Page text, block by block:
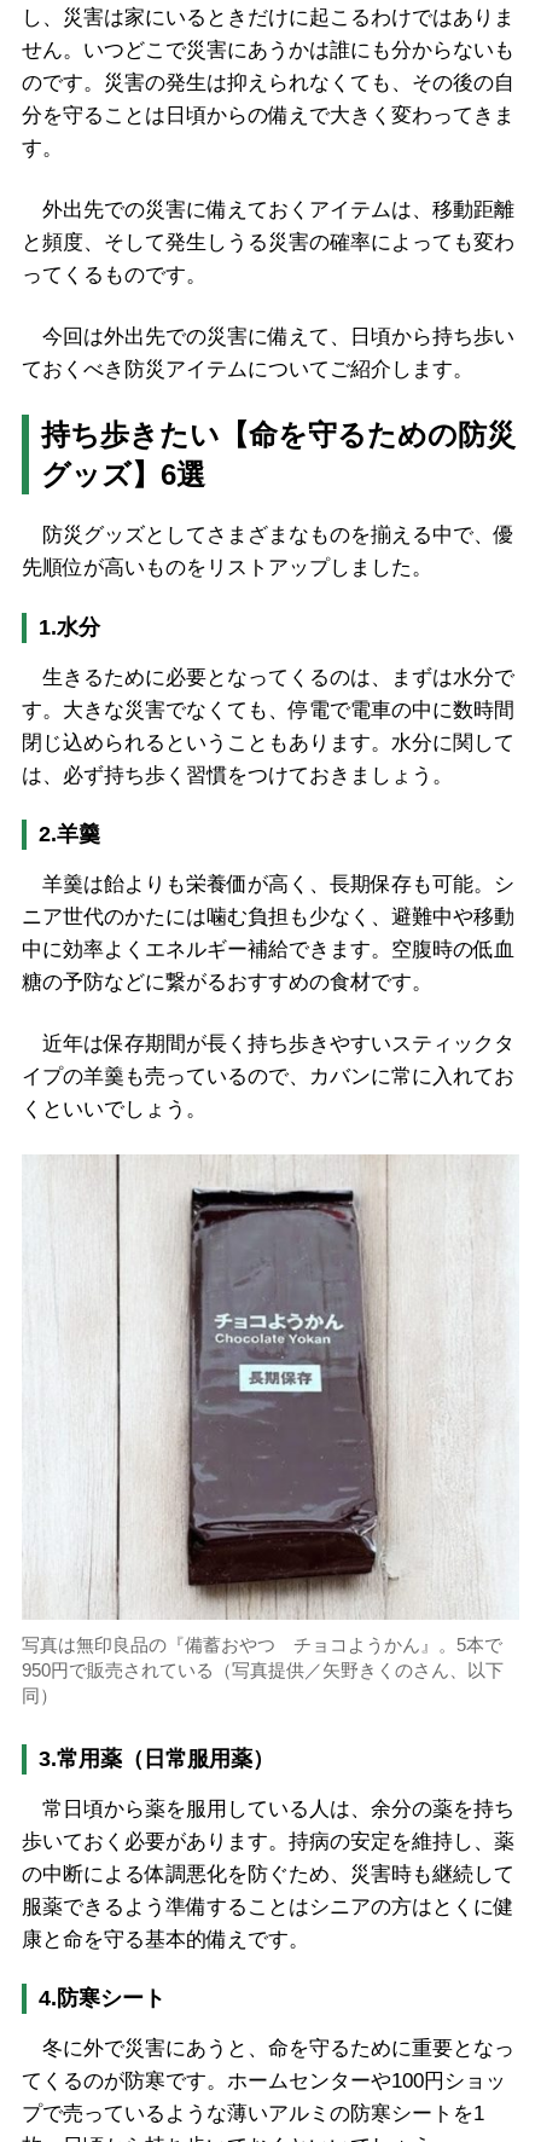
し、災害は家にいるときだけに起こるわけではありま
せん。いつどこで災害にあうかは誰にも分からないも
のです。災害の発生は抑えられなくても、その後の自
分を守ることは日頃からの備えで大きく変わってきま
す。
外出先での災害に備えておくアイテムは、移動距離
と頻度、そして発生しうる災害の確率によっても変わ
ってくるものです。
今回は外出先での災害に備えて、日頃から持ち歩い
ておくべき防災アイテムについてご紹介します。
持ち歩きたい【命を守るための防災
グッズ】6選
防災グッズとしてさまざまなものを揃える中で、優
先順位が高いものをリストアップしました。
1.水分
生きるために必要となってくるのは、まずは水分で
す。大きな災害でなくても、停電で電車の中に数時間
閉じ込められるということもあります。水分に関して
は、必ず持ち歩く習慣をつけておきましょう。
2.羊羹
羊羹は飴よりも栄養価が高く、長期保存も可能。シ
ニア世代のかたには噛む負担も少なく、避難中や移動
中に効率よくエネルギー補給できます。空腹時の低血
糖の予防などに繋がるおすすめの食材です。
近年は保存期間が長く持ち歩きやすいスティックタ
イプの羊羹も売っているので、カバンに常に入れてお
くといいでしょう。
写真は無印良品の『備蓄おやつ チョコようかん』。5本で
950円で販売されている（写真提供／矢野きくのさん、以下
同）
3.常用薬（日常服用薬）
常日頃から薬を服用している人は、余分の薬を持ち
歩いておく必要があります。持病の安定を維持し、薬
の中断による体調悪化を防ぐため、災害時も継続して
服薬できるよう準備することはシニアの方はとくに健
康と命を守る基本的備えです。
4.防寒シート
冬に外で災害にあうと、命を守るために重要となっ
てくるのが防寒です。ホームセンターや100円ショッ
プで売っているような薄いアルミの防寒シートを1